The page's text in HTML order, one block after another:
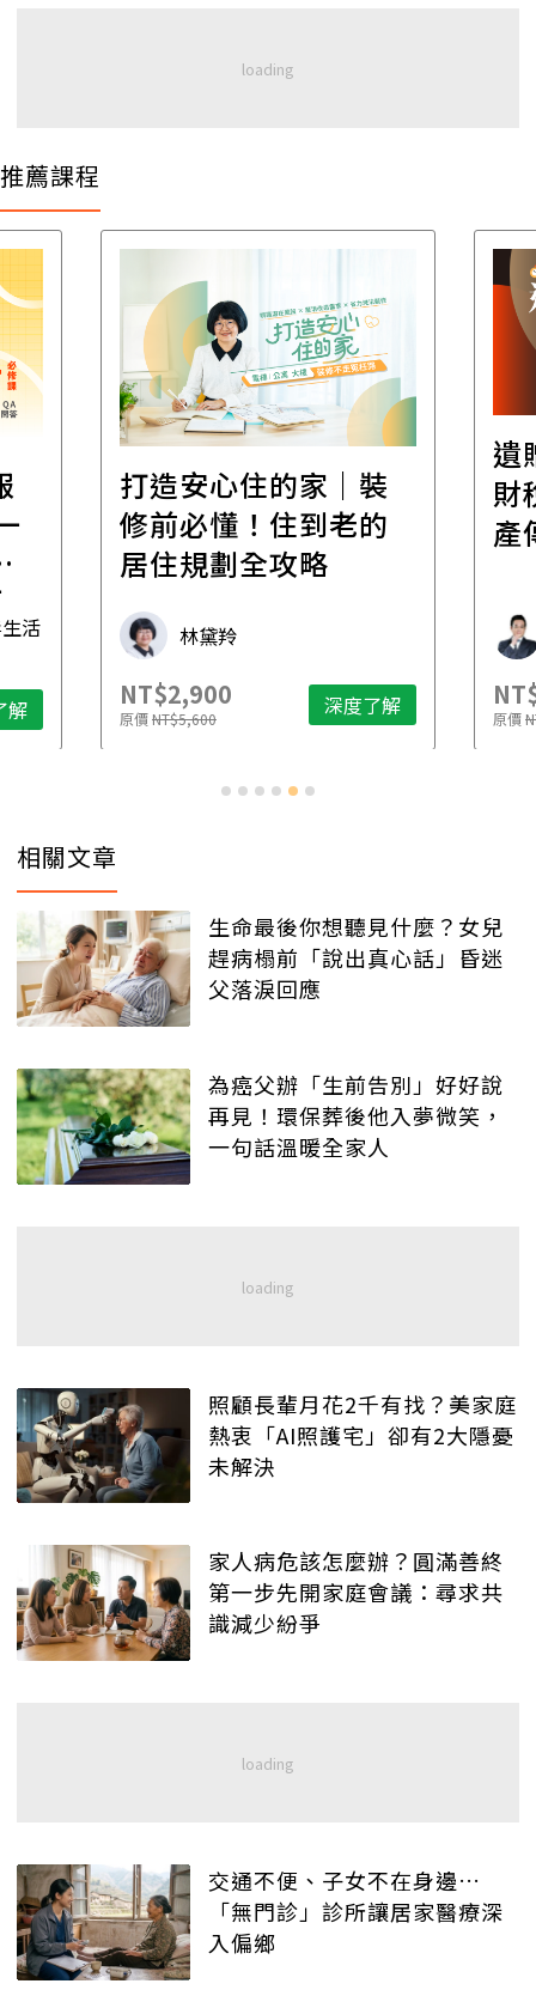
推薦課程
活
解
打造安心住的家｜裝
修前必懂！住到老的
居住規劃全攻略
林黛羚
NT$2,900
原價NT$5,600 深度了解
遺
財
產
原價
相關文章
生命最後你想聽見什麼？女兒
趕病榻前「說出真心話」昏迷
父落淚回應
為癌父辦「生前告別」好好說
再見！環保葬後他入夢微笑，
一句話溫暖全家人
照顧長輩月花2千有找？美家庭
熱衷「AI照護宅」卻有2大隱憂
未解決
家人病危該怎麼辦？圓滿善終
第一步先開家庭會議：尋求共
識減少紛爭
交通不便、子女不在身邊…
「無門診」診所讓居家醫療深
入偏鄉